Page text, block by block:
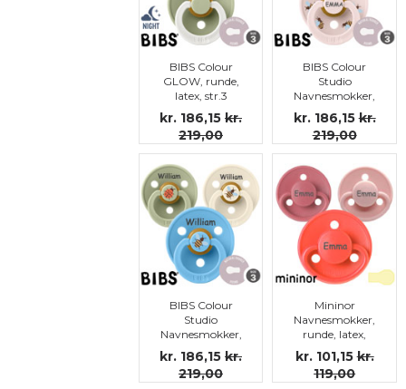
BIBS Colour
GLOW, runde,
latex, str.3
kr. 186,15 kr.
219,00
BIBS Colour
Studio
Navnesmokker,
runde, latex,
str.3
kr. 186,15 kr.
219,00
BIBS Colour
Studio
Navnesmokker,
runde, latex,
str.3
kr. 186,15 kr.
219,00
Mininor
Navnesmokker,
runde, latex,
kr. 101,15 kr.
119,00